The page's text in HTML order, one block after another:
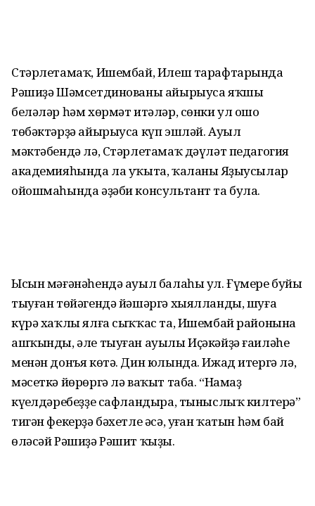
Стәрлетамаҡ, Ишембай, Илеш тарафтарында
Рәшиҙә Шәмсетдинованы айырыуса яҡшы
беләләр һәм хөрмәт итәләр, сөнки ул ошо
төбәктәрҙә айырыуса күп эшләй. Ауыл
мәктәбендә лә, Стәрлетамаҡ дәүләт педагогия
академияһында ла уҡыта, ҡаланың Яҙыусылар
ойошмаһында әҙәби консультант та була.
Ысын мәғәнәһендә ауыл балаһы ул. Ғүмере буйы
тыуған төйәгендә йәшәргә хыялланды, шуға
күрә хаҡлы ялға сыҡҡас та, Ишембай районына
ашҡынды, әле тыуған ауылы Иҫәкәйҙә ғаиләһе
менән донъя көтә. Дин юлында. Ижад итергә лә,
мәсеткә йөрөргә лә ваҡыт таба. “Намаҙ
күңелдәребеҙҙе сафландыра, тыныслыҡ килтерә”
тигән фекерҙә бәхетле әсә, уңған ҡатын һәм бай
өләсәй Рәшиҙә Рәшит ҡыҙы.